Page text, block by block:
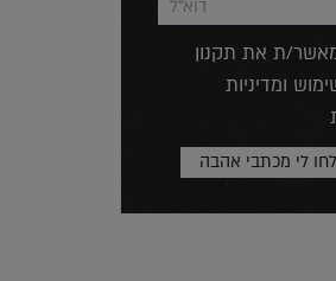
ת את תקנון
ומדיניות